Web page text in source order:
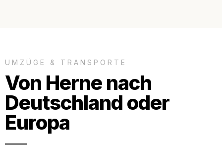
UMZÜGE & TRANSPORTE
Von Herne nach
Deutschland oder
Europa